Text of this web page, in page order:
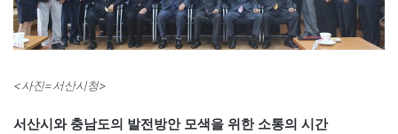
<사진=서산시청>
서산시와 충남도의 발전방안 모색을 위한 소통의 시간